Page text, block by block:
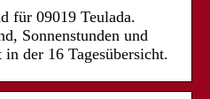
für 09019 Teulada.
Sonnenstunden und
der 16 Tagesübersicht.